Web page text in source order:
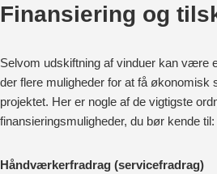
Finansiering og
Selvom udskiftning af vinduer kan være
der flere muligheder for at få økonomisk
projektet. Her er nogle af de vigtigste
finansieringsmuligheder, du bør kende til:
Håndværkerfradrag (servicefradrag)